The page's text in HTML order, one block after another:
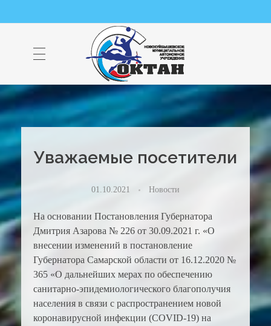
НМАУ "ФОК "ОКТАН" | Официальный сайт
Уважаемые посетители
01.10.2021 Новости
На основании Постановления Губернатора
Дмитрия Азарова № 226 от 30.09.2021 г. «О
внесении изменений в постановление
Губернатора Самарской области от 16.12.2020 №
365 «О дальнейших мерах по обеспечению
санитарно-эпидемиологического благополучия
населения в связи с распространением новой
коронавирусной инфекции (COVID-19) на